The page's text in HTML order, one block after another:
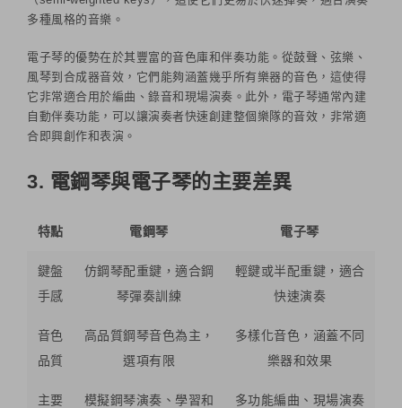
多種風格的音樂。
電子琴的優勢在於其豐富的音色庫和伴奏功能。從鼓聲、弦樂、
風琴到合成器音效，它們能夠涵蓋幾乎所有樂器的音色，這使得
它非常適合用於編曲、錄音和現場演奏。此外，電子琴通常內建
自動伴奏功能，可以讓演奏者快速創建整個樂隊的音效，非常適
合即興創作和表演。
3. 電鋼琴與電子琴的主要差異
特點 電鋼琴 電子琴
鍵盤
手感
仿鋼琴配重鍵，適合鋼
琴彈奏訓練
輕鍵或半配重鍵，適合
快速演奏
音色
品質
高品質鋼琴音色為主，
選項有限
多樣化音色，涵蓋不同
樂器和效果
主要
模擬鋼琴演奏、學習和
多功能編曲、現場演奏